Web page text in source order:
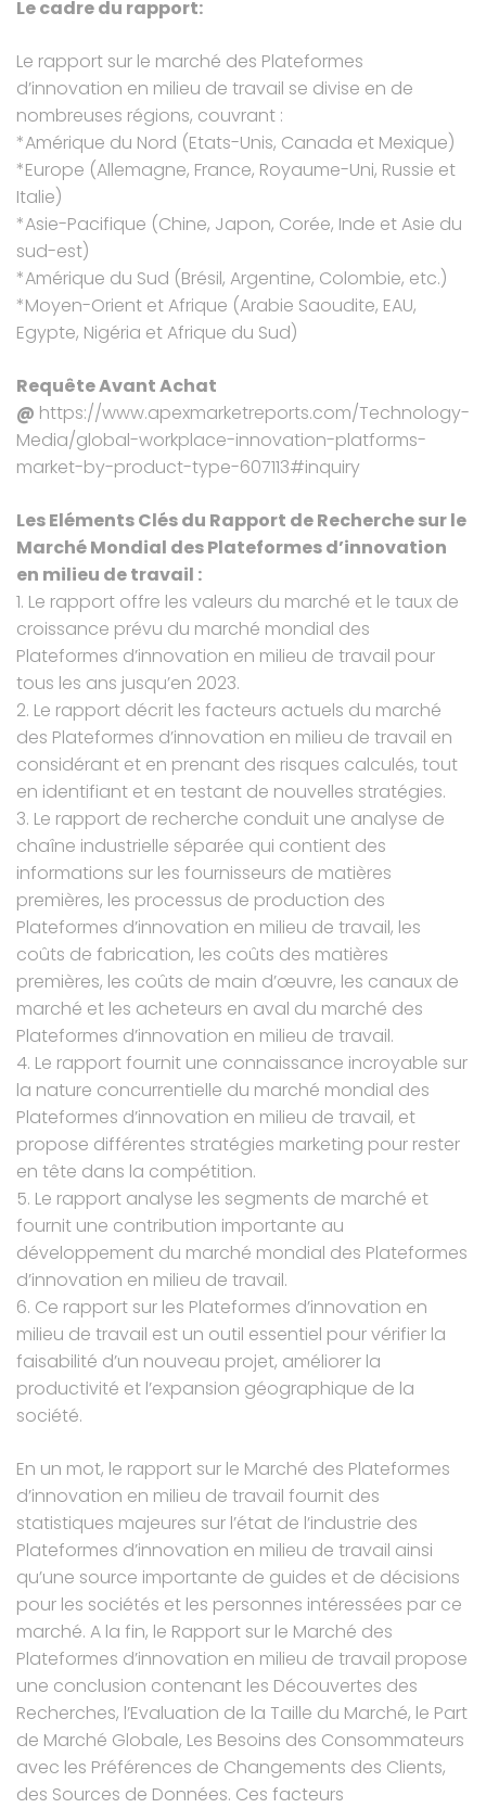
Le cadre du rapport:
Le rapport sur le marché des Plateformes
d’innovation en milieu de travail se divise en de
nombreuses régions, couvrant :
*Amérique du Nord (Etats-Unis, Canada et Mexique)
*Europe (Allemagne, France, Royaume-Uni, Russie et
Italie)
*Asie-Pacifique (Chine, Japon, Corée, Inde et Asie du
sud-est)
*Amérique du Sud (Brésil, Argentine, Colombie, etc.)
*Moyen-Orient et Afrique (Arabie Saoudite, EAU,
Egypte, Nigéria et Afrique du Sud)
Requête Avant Achat
@ https://www.apexmarketreports.com/Technology-
Media/global-workplace-innovation-platforms-
market-by-product-type-607113#inquiry
Les Eléments Clés du Rapport de Recherche sur le
Marché Mondial des Plateformes d’innovation
en milieu de travail :
1. Le rapport offre les valeurs du marché et le taux de
croissance prévu du marché mondial des
Plateformes d’innovation en milieu de travail pour
tous les ans jusqu’en 2023.
2. Le rapport décrit les facteurs actuels du marché
des Plateformes d’innovation en milieu de travail en
considérant et en prenant des risques calculés, tout
en identifiant et en testant de nouvelles stratégies.
3. Le rapport de recherche conduit une analyse de
chaîne industrielle séparée qui contient des
informations sur les fournisseurs de matières
premières, les processus de production des
Plateformes d’innovation en milieu de travail, les
coûts de fabrication, les coûts des matières
premières, les coûts de main d’œuvre, les canaux de
marché et les acheteurs en aval du marché des
Plateformes d’innovation en milieu de travail.
4. Le rapport fournit une connaissance incroyable sur
la nature concurrentielle du marché mondial des
Plateformes d’innovation en milieu de travail, et
propose différentes stratégies marketing pour rester
en tête dans la compétition.
5. Le rapport analyse les segments de marché et
fournit une contribution importante au
développement du marché mondial des Plateformes
d’innovation en milieu de travail.
6. Ce rapport sur les Plateformes d’innovation en
milieu de travail est un outil essentiel pour vérifier la
faisabilité d’un nouveau projet, améliorer la
productivité et l’expansion géographique de la
société.
En un mot, le rapport sur le Marché des Plateformes
d’innovation en milieu de travail fournit des
statistiques majeures sur l’état de l’industrie des
Plateformes d’innovation en milieu de travail ainsi
qu’une source importante de guides et de décisions
pour les sociétés et les personnes intéressées par ce
marché. A la fin, le Rapport sur le Marché des
Plateformes d’innovation en milieu de travail propose
une conclusion contenant les Découvertes des
Recherches, l’Evaluation de la Taille du Marché, le Part
de Marché Globale, Les Besoins des Consommateurs
avec les Préférences de Changements des Clients,
des Sources de Données. Ces facteurs